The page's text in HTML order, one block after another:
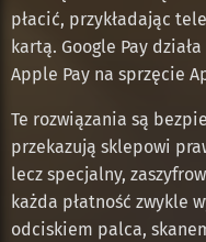
płacić, przykładając
kartą. Google Pay
Apple Pay na sprzęcie
Te rozwiązania są
przekazują sklepowi
lecz specjalny,
każda płatność zwykle
odciskiem palca,